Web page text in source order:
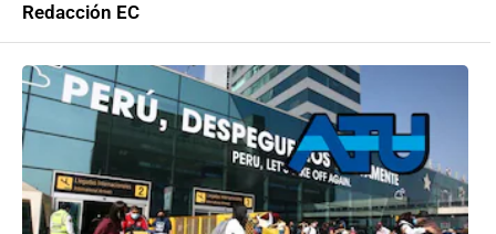
Redacción EC